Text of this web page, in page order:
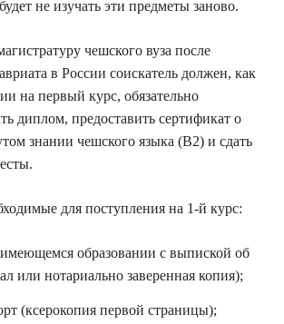
не изучать эти предметы заново.
чешского вуза после
в России соискатель должен, как
на первый курс, обязательно
диплом, предоставить сертификат о
знании чешского языка (В2) и сдать
для поступления на 1-й курс:
имеющемся образовании с выпиской об
или нотариально заверенная копия);
(ксерокопия первой страницы);